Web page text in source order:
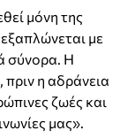
μόνη της
με
σύνορα. Η
η αδράνεια
ζωές και
μας».